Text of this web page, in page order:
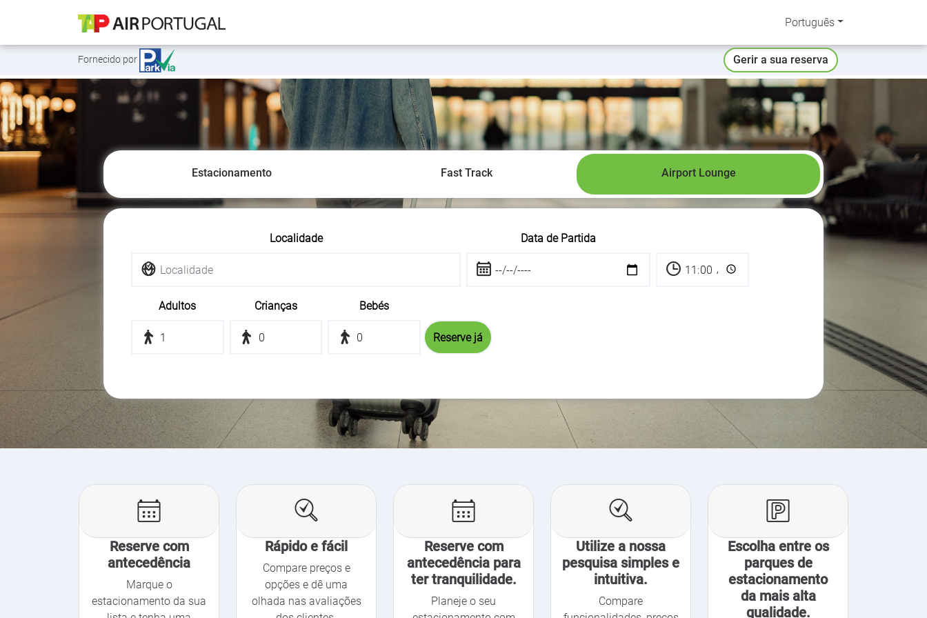
Português
Fornecido por Gerir a sua reserva
Estacionamento Fast Track Airport Lounge
Localidade Data de Partida
Adultos Crianças Bebés
Reserve com
antecedência
Marque o
estacionamento da sua
Rápido e fácil
Compare preços e
opções e dê uma
olhada nas avaliações
Reserve com
antecedência para
ter tranquilidade.
Planeje o seu
Utilize a nossa
pesquisa simples e
intuitiva.
Compare
Escolha entre os
parques de
estacionamento
da mais alta
qualidade.